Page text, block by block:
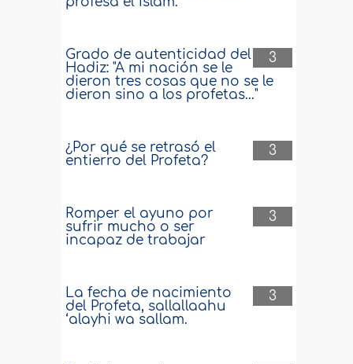
3
Grado de autenticidad del
Hadiz: "A mi nación se le
dieron tres cosas que no se le
dieron sino a los profetas..."
3
¿Por qué se retrasó el
entierro del Profeta?
3
Romper el ayuno por
sufrir mucho o ser
incapaz de trabajar
3
La fecha de nacimiento
del Profeta, sallallaahu
‘alayhi wa sallam.